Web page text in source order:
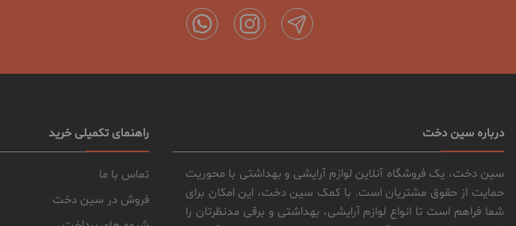
درباره سین دخت
سین دخت، یک فروشگاه آنلاین لوازم آرایشی و بهداشتی با محوریت
حمایت از حقوق مشتریان است. با کمک سین دخت، این امکان برای
شما فراهم است تا انواع لوازم آرایشی، بهداشتی و برقی مدنظرتان را
راهنمای تکمیلی خرید
تماس با ما
فروش در سین دخت